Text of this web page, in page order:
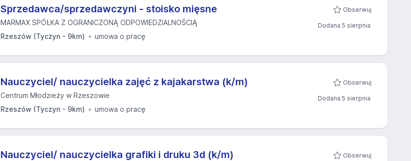
Sprzedawca/sprzedawczyni - stoisko mięsne
MARMAX SPÓŁKA Z OGRANICZONĄ ODPOWIEDZIALNOŚCIĄ
Rzeszów (Tyczyn - 9km)
umowa o pracę
Obserwuj
Dodana 5 sierpnia
Nauczyciel/ nauczycielka zajęć z kajakarstwa (k/m)
Centrum Młodzieży w Rzeszowie
Rzeszów (Tyczyn - 9km)
umowa o pracę
Obserwuj
Dodana 5 sierpnia
Nauczyciel/ nauczycielka grafiki i druku 3d (k/m) Obserwuj